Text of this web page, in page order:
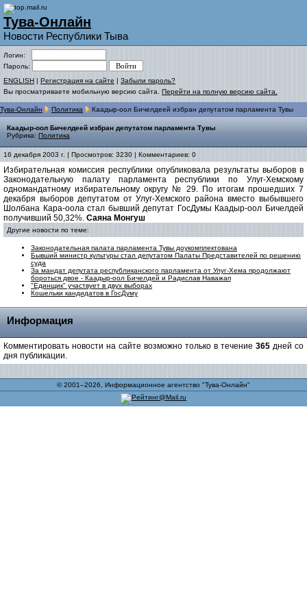
Тува-Онлайн
Новости Республики Тыва
Логин:
Пароль:
ENGLISH | Регистрация на сайте | Забыли пароль?
Вы просматриваете мобильную версию сайта. Перейти на полную версию сайта.
Тува-Онлайн Политика Каадыр-оол Бичелдеей избран депутатом парламента Тувы
Каадыр-оол Бичелдеей избран депутатом парламента Тувы
Рубрика: Политика
16 декабря 2003 г. | Просмотров: 3230 | Комментариев: 0
Избирательная комиссия республики опубликовала результаты выборов в
Законодательную палату парламента республики по Улуг-Хемскому
одномандатному избирательному округу № 29. По итогам прошедших 7
декабря выборов депутатом от Улуг-Хемского района вместо выбывшего
Шолбана Кара-оола стал бывший депутат ГосДумы Каадыр-оол Бичелдей
получивший 50,32%. Саяна Монгуш
Другие новости по теме:
Законодательная палата парламента Тувы доукомплектована
Бывший министр культуры стал депутатом Палаты Представителей по решению
суда
За мандат депутата республиканского парламента от Улуг-Хема продолжают
бороться двое - Каадыр-оол Бичелдей и Радислав Наважап
"Единщик" участвует в двух выборах
Кошельки кандидатов в ГосДуму
Информация
Комментировать новости на сайте возможно только в течение 365 дней со
дня публикации.
© 2001–2026, Информационное агентство "Тува-Онлайн"